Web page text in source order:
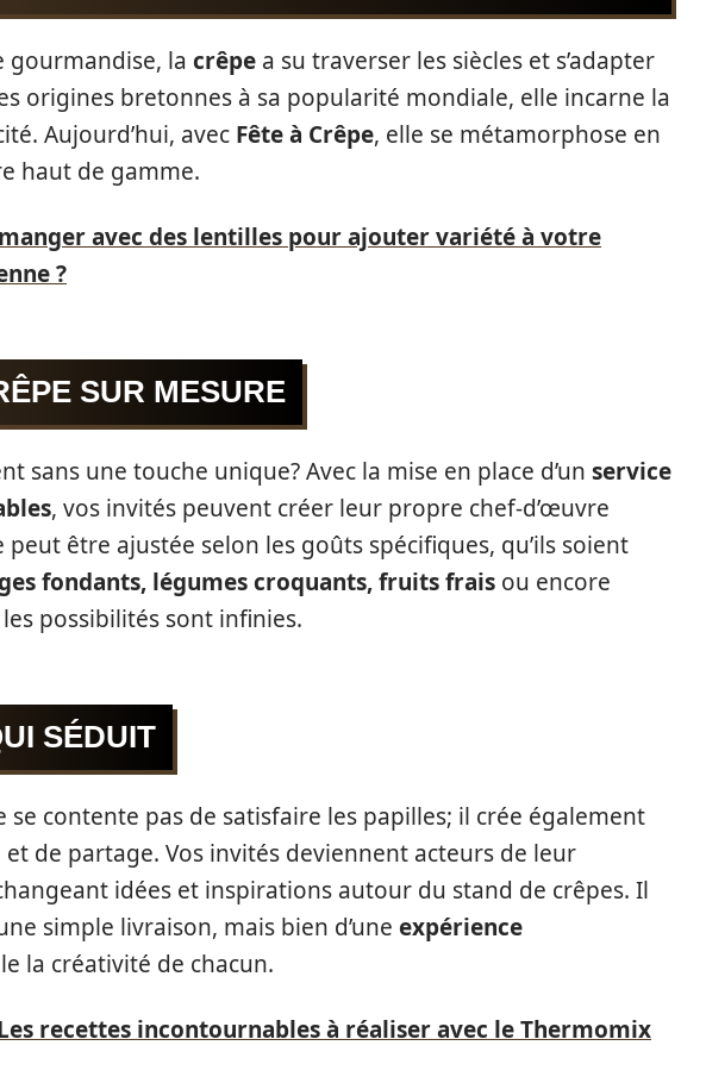
gourmandise, la crêpe a su traverser les siècles et s’adapter
origines bretonnes à sa popularité mondiale, elle incarne la
Aujourd’hui, avec Fête à Crêpe, elle se métamorphose en
haut de gamme.
avec des lentilles pour ajouter variété à votre
?
SUR MESURE
sans une touche unique? Avec la mise en place d’un service
, vos invités peuvent créer leur propre chef-d’œuvre
être ajustée selon les goûts spécifiques, qu’ils soient
fondants, légumes croquants, fruits frais ou encore
les possibilités sont infinies.
SÉDUIT
se contente pas de satisfaire les papilles; il crée également
et de partage. Vos invités deviennent acteurs de leur
idées et inspirations autour du stand de crêpes. Il
simple livraison, mais bien d’une expérience
la créativité de chacun.
recettes incontournables à réaliser avec le Thermomix